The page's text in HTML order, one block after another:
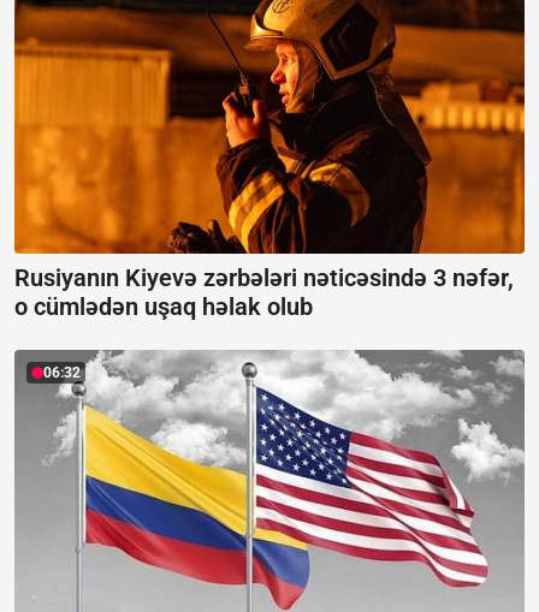
Rusiyanın Kiyevə zərbələri nəticəsində 3 nəfər,
o cümlədən uşaq həlak olub
06:32